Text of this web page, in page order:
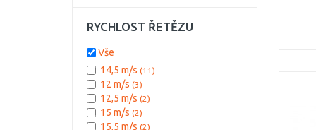
RYCHLOST ŘETĚZU
Vše
14,5 m/s (11)
12 m/s (3)
12,5 m/s (2)
15 m/s (2)
15,5 m/s (2)